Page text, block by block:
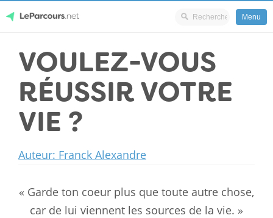
content
LeParcours.net
Menu
VOULEZ-VOUS
RÉUSSIR VOTRE
VIE ?
Auteur: Franck Alexandre
« Garde ton coeur plus que toute autre chose,
car de lui viennent les sources de la vie. »